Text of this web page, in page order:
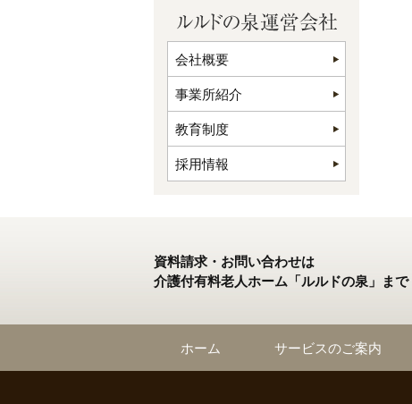
会社概要
事業所紹介
教育制度
採用情報
資料請求・お問い合わせは
介護付有料老人ホーム「ルルドの泉」まで
ホーム サービスのご案内